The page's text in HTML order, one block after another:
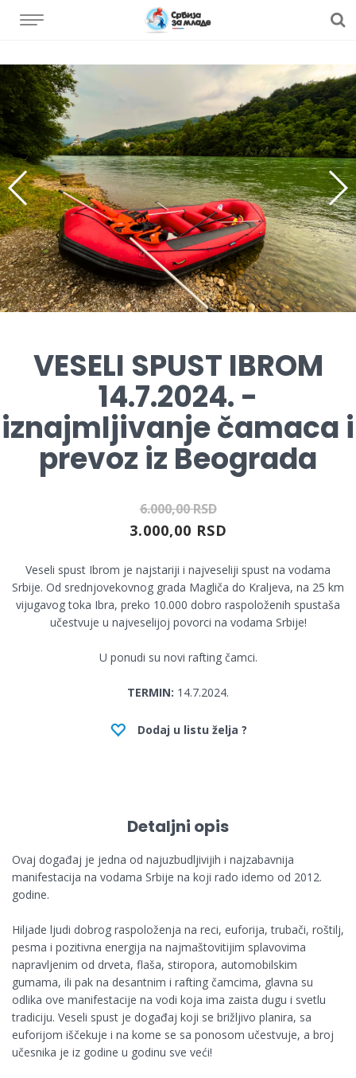
VESELI SPUST IBROM
14.7.2024. -
iznajmljivanje čamaca i
prevoz iz Beograda
6.000,00 RSD
3.000,00 RSD
Veseli spust Ibrom je najstariji i najveseliji spust na vodama
Srbije. Od srednjovekovnog grada Magliča do Kraljeva, na 25 km
vijugavog toka Ibra, preko 10.000 dobro raspoloženih spustaša
učestvuje u najveselijoj povorci na vodama Srbije!
U ponudi su novi rafting čamci.
TERMIN: 14.7.2024.
Dodaj u listu želja ?
Detaljni opis
Ovaj događaj je jedna od najuzbudljivijih i najzabavnija
manifestacija na vodama Srbije na koji rado idemo od 2012.
godine.
Hiljade ljudi dobrog raspoloženja na reci, euforija, trubači, roštilj,
pesma i pozitivna energija na najmaštovitijim splavovima
napravljenim od drveta, flaša, stiropora, automobilskim
gumama, ili pak na desantnim i rafting čamcima, glavna su
odlika ove manifestacije na vodi koja ima zaista dugu i svetlu
tradiciju. Veseli spust je događaj koji se brižljivo planira, sa
euforijom iščekuje i na kome se sa ponosom učestvuje, a broj
učesnika je iz godine u godinu sve veći!